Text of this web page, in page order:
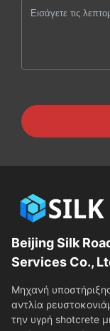
Beijing Silk
Services Co.,
Μηχανή
αντλία
την υγρή shotcrete